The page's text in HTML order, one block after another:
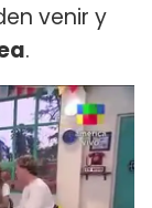
venir y
.